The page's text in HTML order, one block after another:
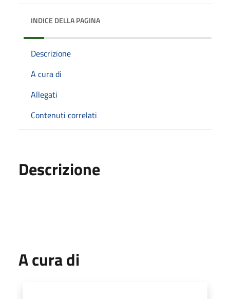
INDICE DELLA PAGINA
Descrizione
A cura di
Allegati
Contenuti correlati
Descrizione
A cura di